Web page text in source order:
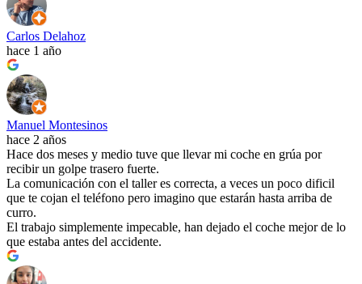
Carlos Delahoz
hace 1 año
Manuel Montesinos
hace 2 años
Hace dos meses y medio tuve que llevar mi coche en grúa por
recibir un golpe trasero fuerte.
La comunicación con el taller es correcta, a veces un poco dificil
que te cojan el teléfono pero imagino que estarán hasta arriba de
curro.
El trabajo simplemente impecable, han dejado el coche mejor de lo
que estaba antes del accidente.